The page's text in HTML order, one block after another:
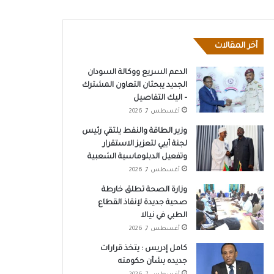
أخر المقالات
الدعم السريع ووكالة السودان
الجديد يبحثان التعاون المشترك
– اليك التفاصيل
أغسطس 7, 2026
وزير الطاقة والنفط يلتقي رئيس
لجنة أبيي لتعزيز الاستقرار
وتفعيل الدبلوماسية الشعبية
أغسطس 7, 2026
وزارة الصحة تطلق خارطة
صحية جديدة لإنقاذ القطاع
الطبي في نيالا
أغسطس 7, 2026
كامل إدريس : يتخذ قرارات
جديده بشأن حكومته